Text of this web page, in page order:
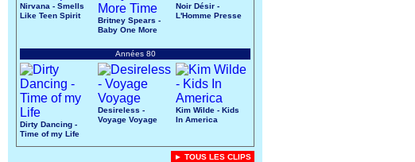
Nirvana - Smells
Like Teen Spirit
Britney Spears -
Baby One More
Noir Désir -
L'Homme Presse
Années 80
Dirty Dancing -
Time of my Life
Desireless -
Voyage Voyage
Kim Wilde - Kids
In America
► TOUS LES CLIPS